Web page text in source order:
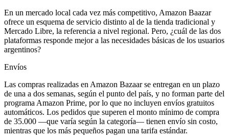
En un mercado local cada vez más competitivo, Amazon Baazar
ofrece un esquema de servicio distinto al de la tienda tradicional y
Mercado Libre, la referencia a nivel regional. Pero, ¿cuál de las dos
plataformas responde mejor a las necesidades básicas de los usuarios
argentinos?
Envíos
Las compras realizadas en Amazon Bazaar se entregan en un plazo
de una a dos semanas, según el punto del país, y no forman parte del
programa Amazon Prime, por lo que no incluyen envíos gratuitos
automáticos. Los pedidos que superen el monto mínimo de compra
de 35.000 —que varía según la categoría— tienen envío sin costo,
mientras que los más pequeños pagan una tarifa estándar.